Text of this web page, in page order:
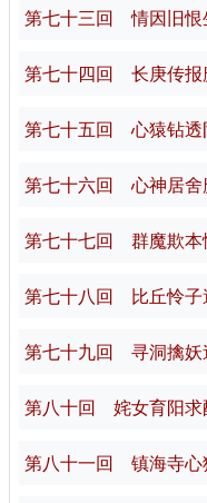
第七十三回 情因旧
第七十四回 长庚传
第七十五回 心猿钻
第七十六回 心神居
第七十七回 群魔欺
第七十八回 比丘怜
第七十九回 寻洞擒
第八十回 姹女育阳
第八十一回 镇海寺